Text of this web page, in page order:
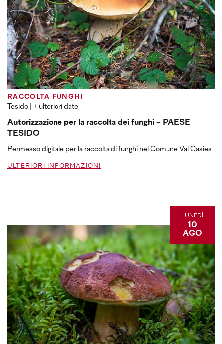
RACCOLTA FUNGHI
Tesido | + ulteriori date
Autorizzazione per la raccolta dei funghi - PAESE
TESIDO
Permesso digitale per la raccolta di funghi nel Comune Val Casies
ULTERIORI INFORMAZIONI
LUNEDÌ
10
AGO